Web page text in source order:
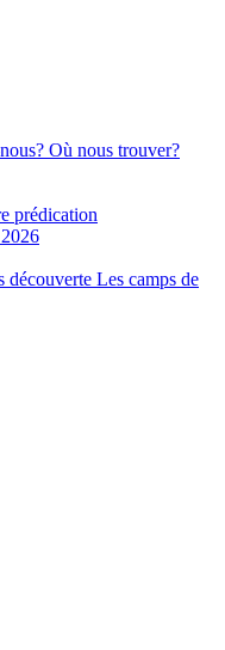
Où nous trouver?
prédication
découverte Les camps de